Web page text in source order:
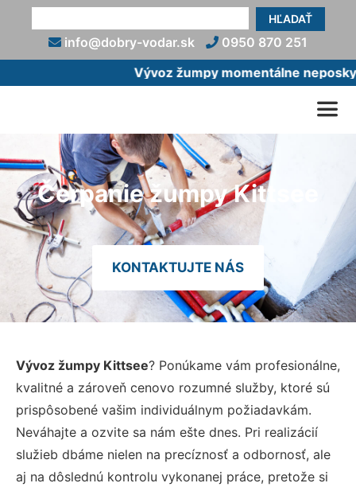
HĽADAŤ
info@dobry-vodar.sk
0950 870 251
Vývoz žumpy momentálne
Čerpanie žumpy Kittsee
KONTAKTUJTE NÁS
Vývoz žumpy Kittsee? Ponúkame vám profesionálne,
kvalitné a zároveň cenovo rozumné služby, ktoré sú
prispôsobené vašim individuálnym požiadavkám.
Neváhajte a ozvite sa nám ešte dnes. Pri realizácií
služieb dbáme nielen na precíznosť a odbornosť, ale
aj na dôslednú kontrolu vykonanej práce, pretože si